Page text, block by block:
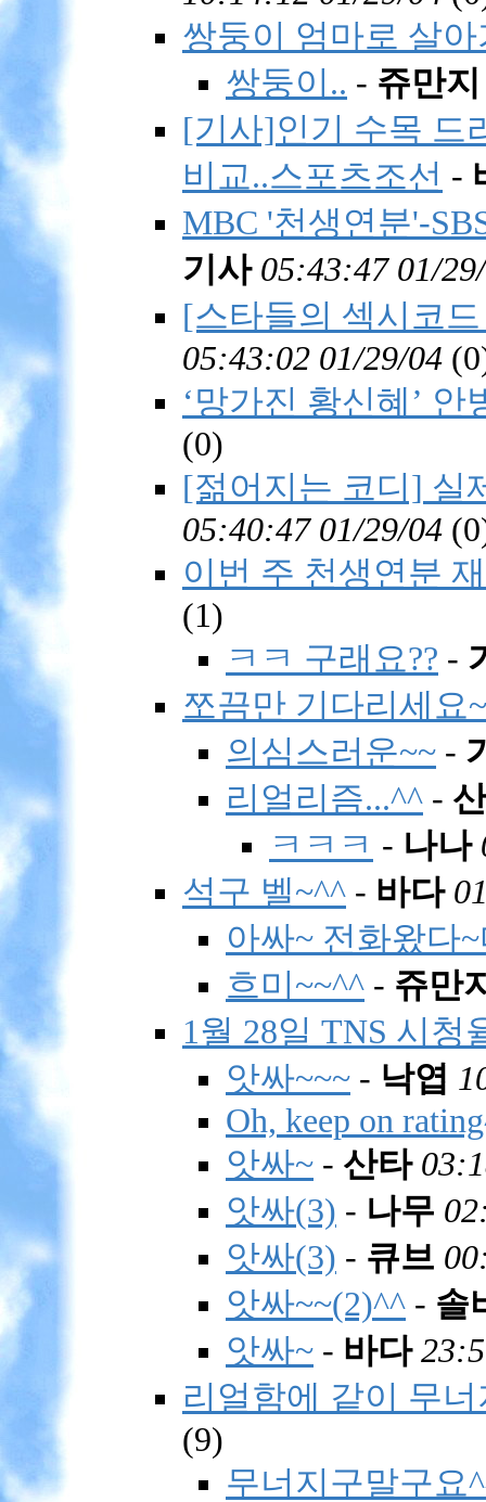
쌍둥이 엄마로 살아
쌍둥이.. - 쥬만지
[기사]인기 수목 드
비교..스포츠조선 -
MBC '천생연분'-
기사 05:43:47 01/
[스타들의 섹시코
05:43:02 01/29/04 (
‘망가진 황신혜’ 안
(0)
[젊어지는 코디]
05:40:47 01/29/04 (
이번 주 천생연분
(1)
ㅋㅋ 구래요?? -
쪼끔만 기다리세요
의심스러운~~ -
리얼리즘...^^ -
ㅋㅋㅋ - 나나
석구 벨~^^ - 바다
아싸~ 전화왔다
흐미~~^^ - 쥬만
1월 28일 TNS 시청
앗싸~~~ - 낙엽
Oh, keep on
앗싸~ - 산타
앗싸(3) - 나무
앗싸(3) - 큐브
앗싸~~(2)^^ - 솔
앗싸~ - 바다
리얼함에 같이 무
(9)
무너지구말구요